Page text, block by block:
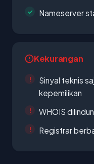
Nameserver
Kekurangan
Sinyal teknis
kepemilikan
WHOIS
Registrar